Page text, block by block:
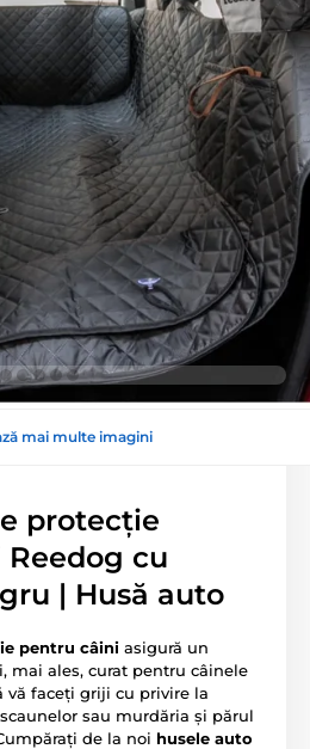
mai multe imagini
protecție
cu
| Husă auto
pentru câini asigură un
mai ales, curat pentru câinele
vă faceți griji cu privire la
sau murdăria și părul
de la noi husele auto